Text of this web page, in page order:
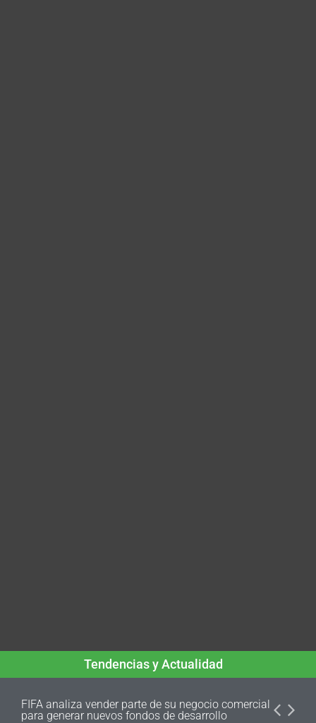
Tendencias y Actualidad
FIFA analiza vender parte de su negocio comercial
para generar nuevos fondos de desarrollo